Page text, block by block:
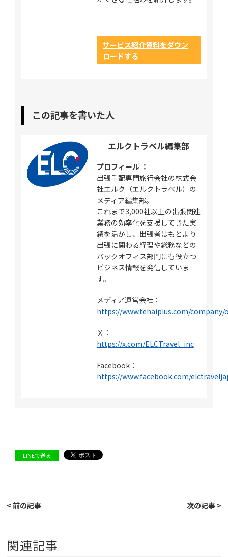
サービス紹介資料をダウン
ロードする
この記事を書いた人
エルクトラベル編集部
プロフィール ：
出張手配専門旅行会社の株式会
社エルク（エルクトラベル）の
メディア編集部。
これまで3,000社以上の出張関連
業務の効率化を支援してきた実
績を活かし、出張者はもとより
出張に関わる経理や総務などの
バックオフィス部門にも役立つ
ビジネス情報を発信していま
す。
メディア運営会社：
https://www.tehaiplus.com/company/
Ｘ：
https://x.com/ELCTravel_inc
Facebook：
https://www.facebook.com/
LINEで送る
< 前の記事 次の記事 >
関連記事